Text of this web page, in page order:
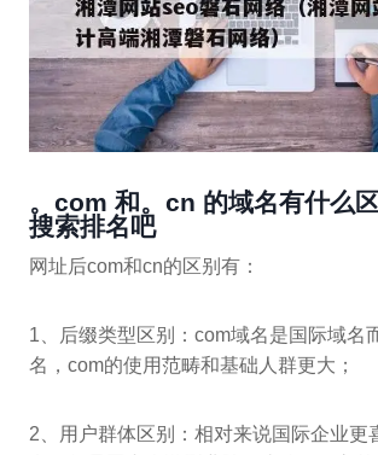
。com 和。cn 的域名有什么
搜索排名吧
网址后com和cn的区别有：
1、后缀类型区别：com域名是国际域名
名，com的使用范畴和基础人群更大；
2、用户群体区别：相对来说国际企业更